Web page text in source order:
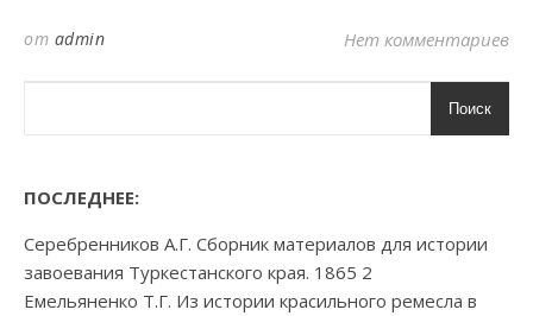
от admin Нет комментариев
Поиск
ПОСЛЕДНЕЕ:
Серебренников А.Г. Сборник материалов для истории
завоевания Туркестанского края. 1865 2
Емельяненко Т.Г. Из истории красильного ремесла в